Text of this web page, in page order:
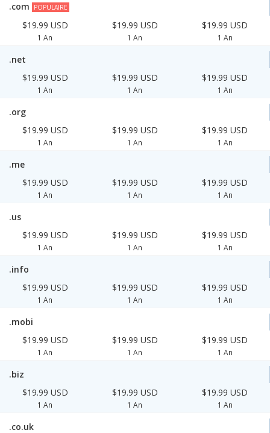
.com POPULAIRE
$19.99 USD
1 An
$19.99 USD
1 An
$19.99 USD
1 An
.net
$19.99 USD
1 An
$19.99 USD
1 An
$19.99 USD
1 An
.org
$19.99 USD
1 An
$19.99 USD
1 An
$19.99 USD
1 An
.me
$19.99 USD
1 An
$19.99 USD
1 An
$19.99 USD
1 An
.us
$19.99 USD
1 An
$19.99 USD
1 An
$19.99 USD
1 An
.info
$19.99 USD
1 An
$19.99 USD
1 An
$19.99 USD
1 An
.mobi
$19.99 USD
1 An
$19.99 USD
1 An
$19.99 USD
1 An
.biz
$19.99 USD
1 An
$19.99 USD
1 An
$19.99 USD
1 An
.co.uk